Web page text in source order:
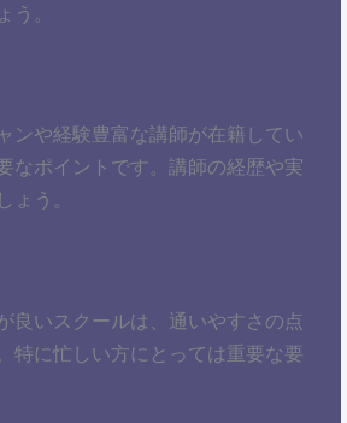
。
ンや経験豊富な講師が在籍してい
なポイントです。講師の経歴や実
ょう。
良いスクールは、通いやすさの点
特に忙しい方にとっては重要な要